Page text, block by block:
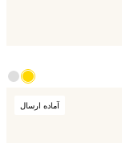
آماده ارسال